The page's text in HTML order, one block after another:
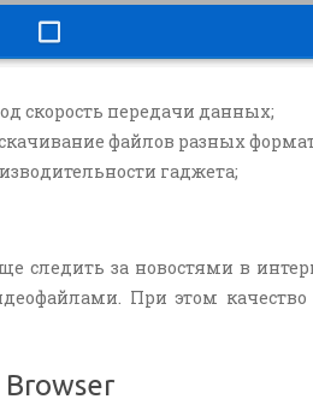
скорость передачи данных;
файлов разных
гаджета;
следить за новостями в
При этом качество